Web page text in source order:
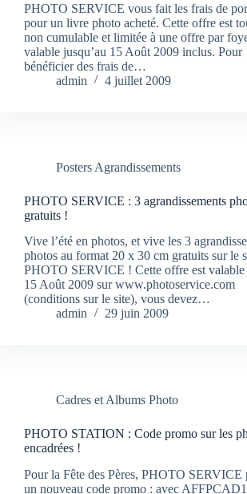
PHOTO SERVICE vous fait les frais de
pour un livre photo acheté. Cette offre est
non cumulable et limitée à une offre par
valable jusqu’au 15 Août 2009 inclus. Pour
bénéficier des frais de…
admin
4 juillet 2009
Posters Agrandissements
PHOTO SERVICE : 3 agrandissements
gratuits !
Vive l’été en photos, et vive les 3
photos au format 20 x 30 cm gratuits sur le
PHOTO SERVICE ! Cette offre est valable
15 Août 2009 sur www.photoservice.com
(conditions sur le site), vous devez…
admin
29 juin 2009
Cadres et Albums Photo
PHOTO STATION : Code promo sur les
encadrées !
Pour la Fête des Pères, PHOTO SERVICE
un nouveau code promo : avec